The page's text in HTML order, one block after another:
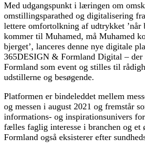
Med udgangspunkt i læringen om
omstillingsparathed og digitalisering
lettere omfortolkning af udtrykket ’når
kommer til Muhamed, må Muhamed
bjerget’, lanceres denne nye digitale
365DESIGN & Formland Digital – der
Formland som event og stilles til
udstillerne og besøgende.
Platformen er bindeleddet mellem
og messen i august 2021 og fremstår
informations- og inspirationsunivers
fælles faglig interesse i branchen og et
Formland også eksisterer efter